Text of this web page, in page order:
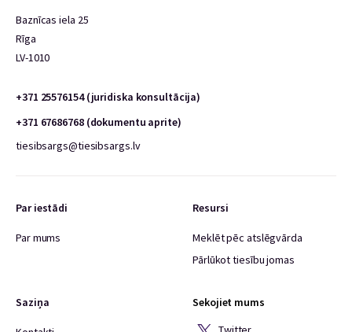
Baznīcas iela 25
Rīga
LV-1010
+371 25576154 (juridiska konsultācija)
+371 67686768 (dokumentu aprite)
tiesibsargs@tiesibsargs.lv
Par iestādi
Par mums
Resursi
Meklēt pēc atslēgvārda
Pārlūkot tiesību jomas
Saziņa
Sekojiet mums